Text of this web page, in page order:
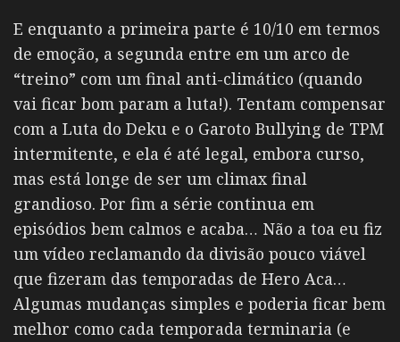
E enquanto a primeira parte é 10/10 em termos
de emoção, a segunda entre em um arco de
“treino” com um final anti-climático (quando
vai ficar bom param a luta!). Tentam compensar
com a Luta do Deku e o Garoto Bullying de TPM
intermitente, e ela é até legal, embora curso,
mas está longe de ser um climax final
grandioso. Por fim a série continua em
episódios bem calmos e acaba… Não a toa eu fiz
um vídeo reclamando da divisão pouco viável
que fizeram das temporadas de Hero Aca…
Algumas mudanças simples e poderia ficar bem
melhor como cada temporada terminaria (e